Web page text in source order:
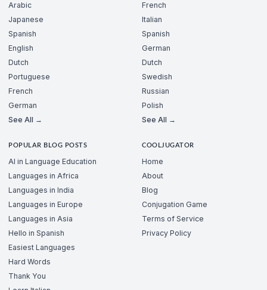
Arabic
Japanese
Spanish
English
Dutch
Portuguese
French
German
See All →
French
Italian
Spanish
German
Dutch
Swedish
Russian
Polish
See All →
POPULAR BLOG POSTS
AI in Language Education
Languages in Africa
Languages in India
Languages in Europe
Languages in Asia
Hello in Spanish
Easiest Languages
Hard Words
Thank You
COOLJUGATOR
Home
About
Blog
Conjugation Game
Terms of Service
Privacy Policy